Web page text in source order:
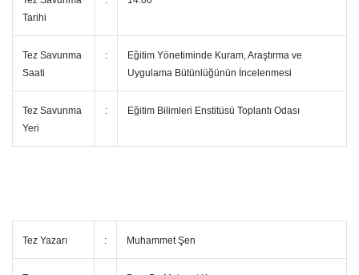
Tarihi
Tez Savunma
Saati
:
Eğitim Yönetiminde Kuram, Araştırma ve
Uygulama Bütünlüğünün İncelenmesi
Tez Savunma
Yeri
: Eğitim Bilimleri Enstitüsü Toplantı Odası
Tez Yazarı : Muhammet Şen